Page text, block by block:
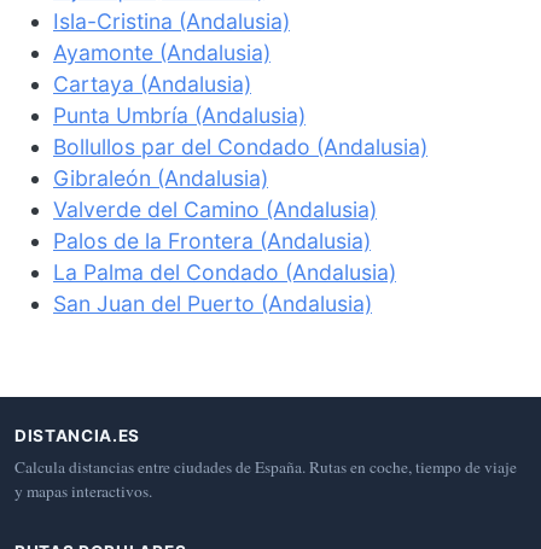
Isla-Cristina (Andalusia)
Ayamonte (Andalusia)
Cartaya (Andalusia)
Punta Umbría (Andalusia)
Bollullos par del Condado (Andalusia)
Gibraleón (Andalusia)
Valverde del Camino (Andalusia)
Palos de la Frontera (Andalusia)
La Palma del Condado (Andalusia)
San Juan del Puerto (Andalusia)
DISTANCIA.ES
Calcula distancias entre ciudades de España. Rutas en coche, tiempo de viaje
y mapas interactivos.